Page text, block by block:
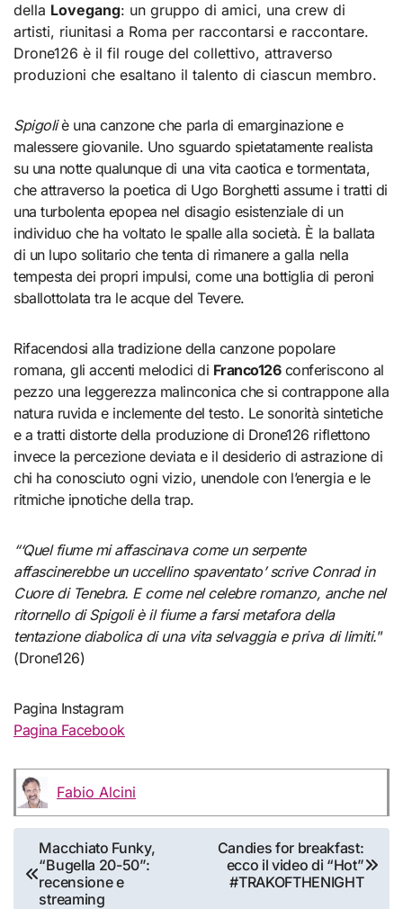
della Lovegang: un gruppo di amici, una crew di
artisti, riunitasi a Roma per raccontarsi e raccontare.
Drone126 è il fil rouge del collettivo, attraverso
produzioni che esaltano il talento di ciascun membro.
Spigoliè una canzone che parla di emarginazione e
malessere giovanile. Uno sguardo spietatamente realista
su una notte qualunque di una vita caotica e tormentata,
che attraverso la poetica di Ugo Borghetti assume i tratti di
una turbolenta epopea nel disagio esistenziale di un
individuo che ha voltato le spalle alla società. È la ballata
di un lupo solitario che tenta di rimanere a galla nella
tempesta dei propri impulsi, come una bottiglia di peroni
sballottolata tra le acque del Tevere.
Rifacendosi alla tradizione della canzone popolare
romana, gli accenti melodici di Franco126conferiscono al
pezzo una leggerezza malinconica che si contrappone alla
natura ruvida e inclemente del testo. Le sonorità sintetiche
e a tratti distorte della produzione di Drone126 riflettono
invece la percezione deviata e il desiderio di astrazione di
chi ha conosciuto ogni vizio, unendole con l’energia e le
ritmiche ipnotiche della trap.
“‘Quel fiume mi affascinava come un serpente
affascinerebbe un uccellino spaventato’ scrive Conrad in
Cuore di Tenebra. E come nel celebre romanzo, anche nel
ritornello di Spigoli è il fiume a farsi metafora della
tentazione diabolica di una vita selvaggia e priva di limiti.”
(Drone126)
Pagina Instagram
Pagina Facebook
Fabio Alcini
Navigazione
articoli
Macchiato Funky,
“Bugella 20-50”:
recensione e
streaming
Candies for breakfast:
ecco il video di “Hot”
#TRAKOFTHENIGHT